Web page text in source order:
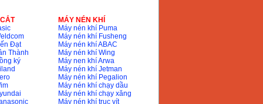
Đạt
Thành
ký
MÁY NÉN KHÍ
Máy nén khí Puma
Máy nén khí Fusheng
Máy nén khí ABAC
Máy nén khí Wing
Máy nen khí Arwa
Máy nén khí Jetman
Máy nén khí Pegalion
Máy nén khí chạy dầu
Máy nén khí chạy xăng
Máy nén khí trục vít